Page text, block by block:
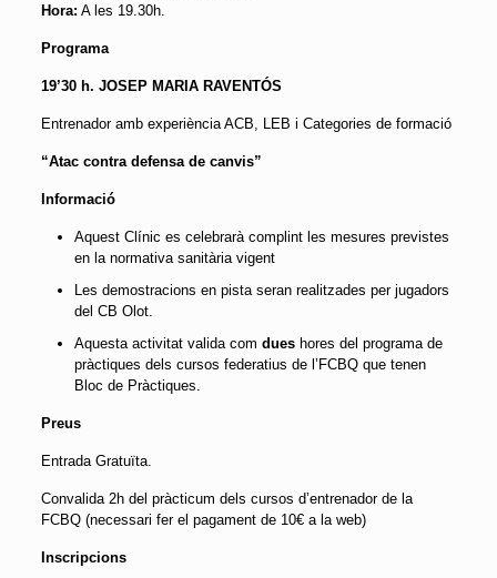
Hora: A les 19.30h.
Programa
19’30 h. JOSEP MARIA RAVENTÓS
Entrenador amb experiència ACB, LEB i Categories de formació
“Atac contra defensa de canvis”
Informació
Aquest Clínic es celebrarà complint les mesures previstes
en la normativa sanitària vigent
Les demostracions en pista seran realitzades per jugadors
del CB Olot.
Aquesta activitat valida com dues hores del programa de
pràctiques dels cursos federatius de l’FCBQ que tenen
Bloc de Pràctiques.
Preus
Entrada Gratuïta.
Convalida 2h del pràcticum dels cursos d’entrenador de la
FCBQ (necessari fer el pagament de 10€ a la web)
Inscripcions